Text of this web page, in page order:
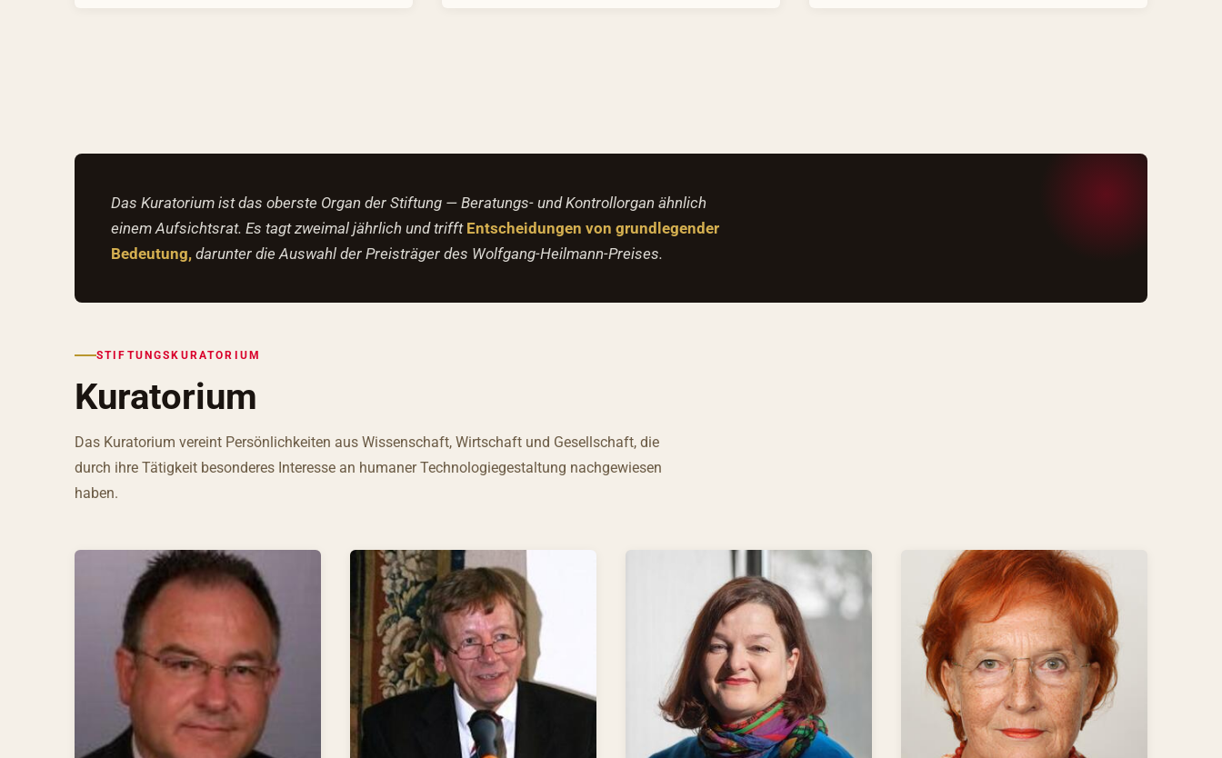
Das Kuratorium ist das oberste Organ der Stiftung — Beratungs- und Kontrollorgan ähnlich
einem Aufsichtsrat. Es tagt zweimal jährlich und trifft Entscheidungen von grundlegender
Bedeutung, darunter die Auswahl der Preisträger des Wolfgang-Heilmann-Preises.
STIFTUNGSKURATORIUM
Kuratorium
Das Kuratorium vereint Persönlichkeiten aus Wissenschaft, Wirtschaft und Gesellschaft, die
durch ihre Tätigkeit besonderes Interesse an humaner Technologiegestaltung nachgewiesen
haben.